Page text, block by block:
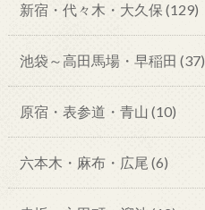
新宿・代々木・大久保 (129)
池袋～高田馬場・早稲田 (37)
原宿・表参道・青山 (10)
六本木・麻布・広尾 (6)